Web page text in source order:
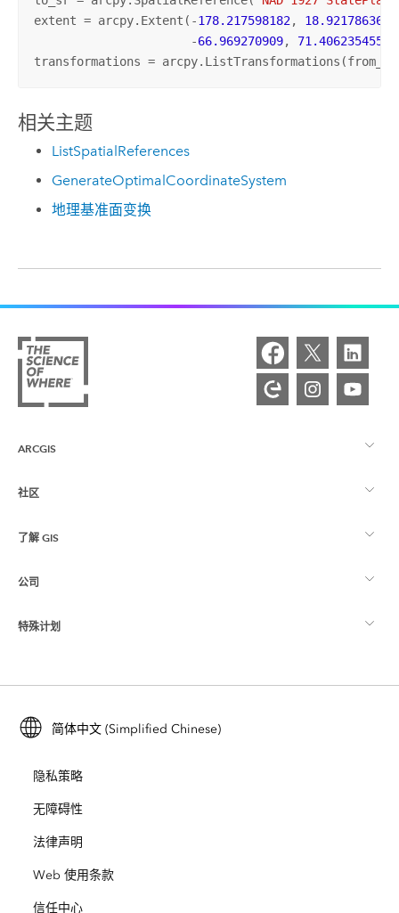
extent = arcpy.Extent(-178.217598182,
                      -
66.969270909,
transformations =
相关主题
ListSpatialReferences
GenerateOptimalCoordinateSystem
地理基准面变换
ARCGIS
ArcGIS 概览
制图
Esri Store
社区
Esri 社区
ArcGIS 博客
用户研究和测试
Esri 年轻专家关系网
了解 GIS
什么是 GIS？
位置智能
培训
ArcUser
ArcNews
ArcWatch
Esri Press
公司
关于 Esri
招贤纳士
开放视野
业务行为准则
特殊计划
ArcGIS for Student Use
保护
教育
简体中文 (Simplified Chinese)
隐私策略
无障碍性
法律声明
Web 使用条款
信任中心